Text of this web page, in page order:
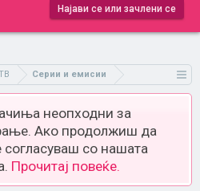
Најави се или зачлени се
Серии и емисии
неопходни за
Ако продолжиш да
согласуваш со нашата
Прочитај повеќе.